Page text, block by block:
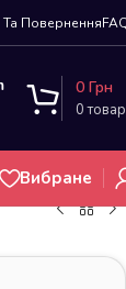
Та Повернення
0
0 Грн
Вибране